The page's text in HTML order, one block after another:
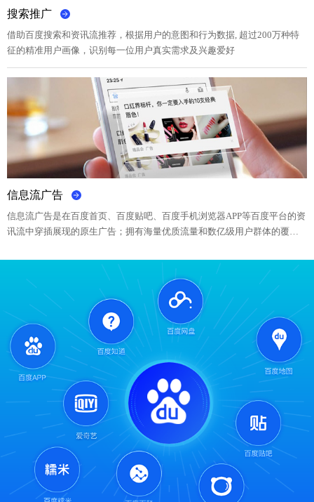
搜索推广
借助百度搜索和资讯流推荐，根据用户的意图和行为数据, 超过200万种特
征的精准用户画像，识别每一位用户真实需求及兴趣爱好
信息流广告
信息流广告是在百度首页、百度贴吧、百度手机浏览器APP等百度平台的资
讯流中穿插展现的原生广告；拥有海量优质流量和数亿级用户群体的覆
息准确触达高潜用户